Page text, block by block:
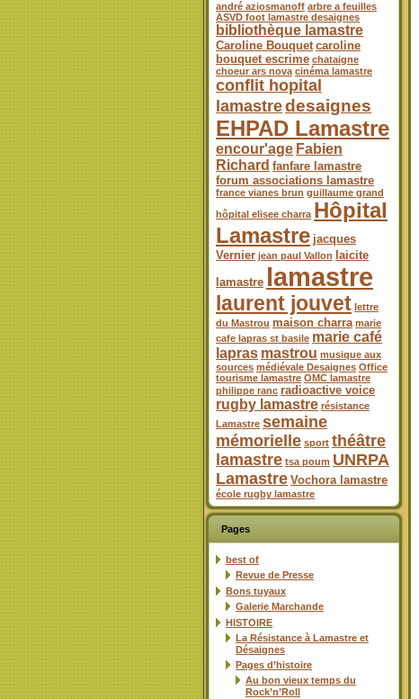
andré aziosmanoff arbre a feuilles
ASVD foot lamastre desaignes
bibliothèque lamastre
Caroline Bouquet caroline
bouquet escrime chataigne
choeur ars nova cinéma lamastre
conflit hopital
lamastredesaignes
EHPAD Lamastre
encour'age Fabien
Richard fanfare lamastre
forum associations lamastre
france vianes brun guillaume grand
hôpital elisee charra Hôpital
Lamastre jacques
Vernier jean paul Vallon
laicite
lamastre lamastre
laurent jouvet lettre
du Mastrou maison charra marie
cafe lapras st basile marie café
lapras mastrou musique aux
sources médiévale Desaignes Office
tourisme lamastre OMC lamastre
philippe ranc radioactive voice
rugby lamastre résistance
Lamastre semaine
mémorielle sport théâtre
lamastre tsa poum UNRPA
Lamastre Vochora lamastre
école rugby lamastre
Pages
best of
Revue de Presse
Bons tuyaux
Galerie Marchande
HISTOIRE
La Résistance à Lamastre et
Désaignes
Pages d’histoire
Au bon vieux temps du
Rock’n’Roll